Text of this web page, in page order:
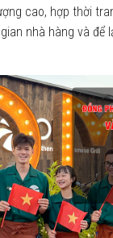
cao, hợp thời
nhà hàng và để